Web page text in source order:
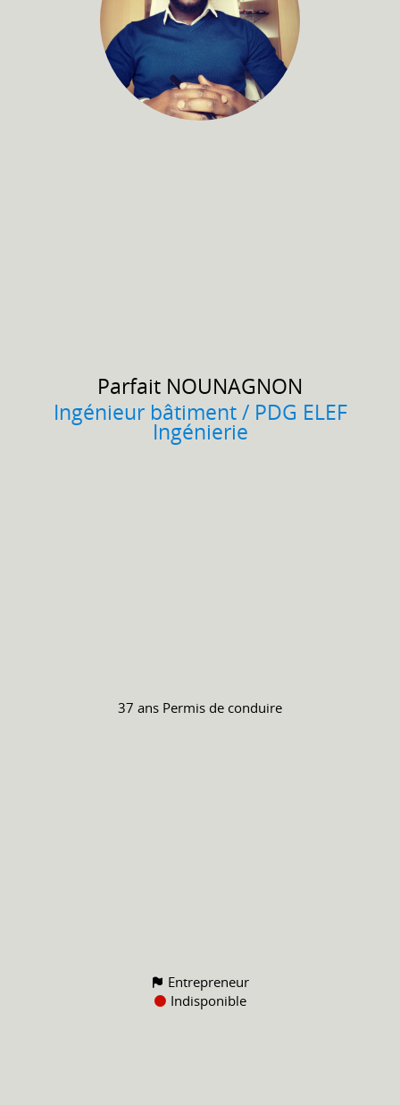
Parfait NOUNAGNON
Ingénieur bâtiment / PDG ELEF
Ingénierie
37 ans Permis de conduire
Entrepreneur
Indisponible